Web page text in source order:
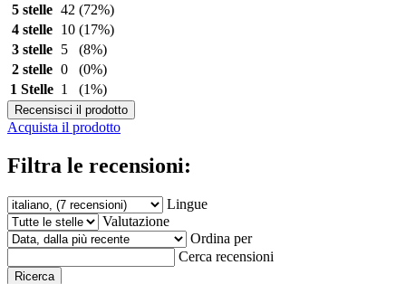
5 stelle 42 (72%)
4 stelle
10 (17%)
3 stelle
5
(8%)
2 stelle 0
(0%)
1 Stelle 1 (1%)
Recensisci il prodotto
Acquista il prodotto
Filtra le recensioni:
Lingue
Valutazione
Ordina per
Cerca recensioni
Ricerca